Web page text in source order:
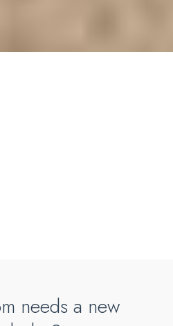
needs a new